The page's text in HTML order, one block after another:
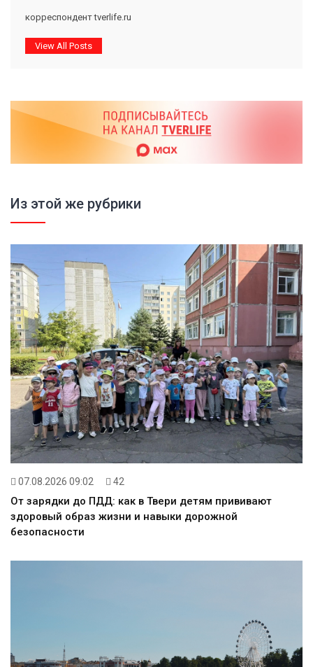
корреспондент tverlife.ru
View All Posts
Из этой же рубрики
07.08.2026 09:02 42
От зарядки до ПДД: как в Твери детям прививают
здоровый образ жизни и навыки дорожной
безопасности